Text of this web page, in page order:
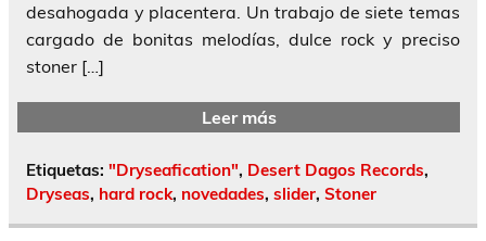
desahogada y placentera. Un trabajo de siete temas
cargado de bonitas melodías, dulce rock y preciso
stoner […]
Leer más
Etiquetas: "Dryseafication", Desert Dagos Records,
Dryseas, hard rock, novedades, slider, Stoner